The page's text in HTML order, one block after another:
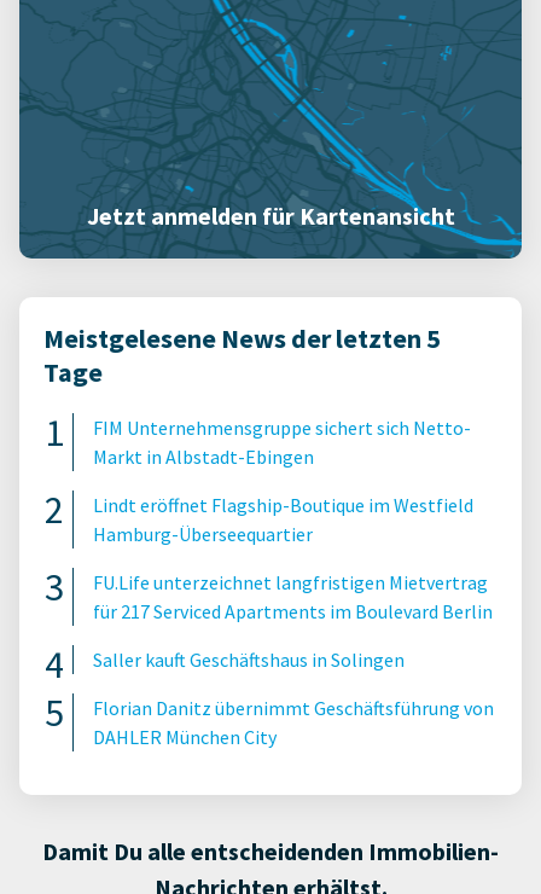
Jetzt anmelden für Kartenansicht
Meistgelesene News der letzten 5
Tage
FIM Unternehmensgruppe sichert sich Netto-
Markt in Albstadt-Ebingen
Lindt eröffnet Flagship-Boutique im Westfield
Hamburg-Überseequartier
FU.Life unterzeichnet langfristigen Mietvertrag
für 217 Serviced Apartments im Boulevard Berlin
Saller kauft Geschäftshaus in Solingen
Florian Danitz übernimmt Geschäftsführung von
DAHLER München City
Damit Du alle entscheidenden Immobilien-
Nachrichten erhältst.